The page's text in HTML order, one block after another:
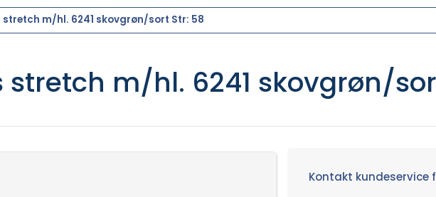
stretch m/hl. 6241 skovgrøn/sort Str: 58
stretch m/hl. 6241 skovgrøn/
Kontakt